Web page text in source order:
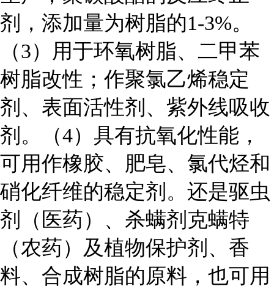
剂，添加量为树脂的1-3%。
（3）用于环氧树脂、二甲苯
树脂改性；作聚氯乙烯稳定
剂、表面活性剂、紫外线吸收
剂。（4）具有抗氧化性能，
可用作橡胶、肥皂、氯代烃和
硝化纤维的稳定剂。还是驱虫
剂（医药）、杀螨剂克螨特
（农药）及植物保护剂、香
料、合成树脂的原料，也可用